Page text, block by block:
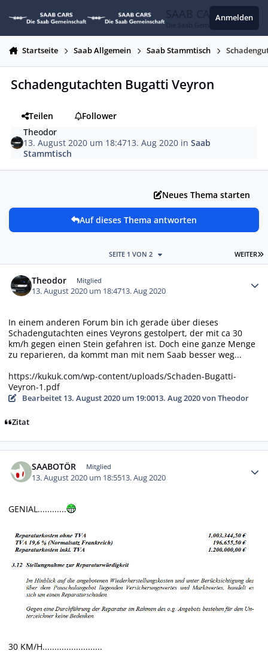
SAAB CARS
Die Saab Gemeinschaft
Anmelden
Startseite Saab Allgemein Saab Stammtisch
Schadengutachten Bugatti Veyron
Teilen
Follower
Theodor
13. August 2020 um 18:4713. Aug 2020 inSaab
Stammtisch
Neues Thema starten
Auf dieses Thema antworten
WEITER
SEITE 1 VON 2
Theodor Mitglied
13. August 2020 um 18:4713. Aug 2020
In einem anderen Forum bin ich gerade über dieses
Schadengutachten eines Veyrons gestolpert, der mit ca 30
km/h gegen einen Stein gefahren ist. Doch eine ganze Menge
zu reparieren, da kommt man mit nem Saab besser weg...
https://kukuk.com/wp-content/uploads/Schaden-Bugatti-
Veyron-1.pdf
Bearbeitet 13. August 2020 um 19:0013. Aug 2020von Theodor
Zitat
SAABOTÖR Mitglied
13. August 2020 um 18:5513. Aug 2020
GENIAL............
30 KM/H.........................